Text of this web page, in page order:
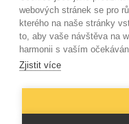
webových stránek se pro
kterého na naše stránky
to, aby vaše návštěva na
harmonii s vaším
Zjistit více